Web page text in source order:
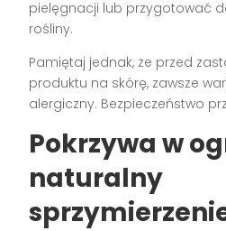
pielęgnacji lub przygotować
rośliny.
Pamiętaj jednak, że przed
produktu na skórę, zawsze
alergiczny. Bezpieczeństwo
Pokrzywa w
naturalny